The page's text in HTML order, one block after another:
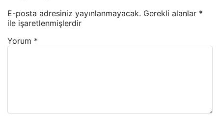
E-posta adresiniz yayınlanmayacak. Gerekli alanlar *
ile işaretlenmişlerdir
Yorum *